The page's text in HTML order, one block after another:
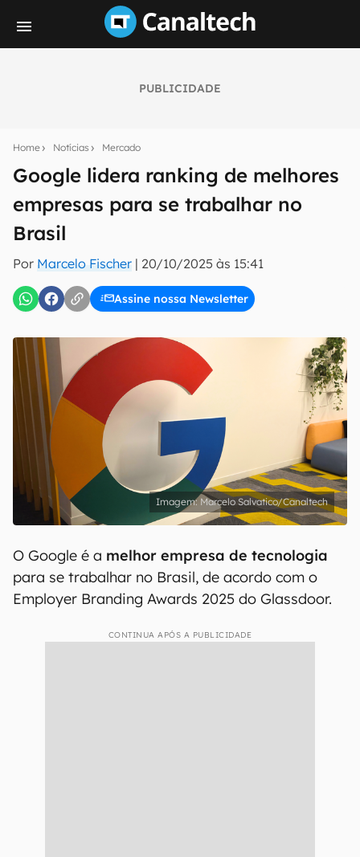
PUBLICIDADE
Home Notícias Mercado
Google lidera ranking de melhores
empresas para se trabalhar no
Brasil
Por Marcelo Fischer | 20/10/2025 às 15:41
Assine nossa Newsletter
notícias e reviews sobre tecnologia em primeira
E-mail
inscreva-se
Uso e Política de Privacidade do Canaltech.
Marcelo Salvatico/Canaltech
O Google é a melhor empresa de tecnologia
para se trabalhar no Brasil, de acordo com o
Employer Branding Awards 2025 do Glassdoor.
CONTINUA APÓS A PUBLICIDADE